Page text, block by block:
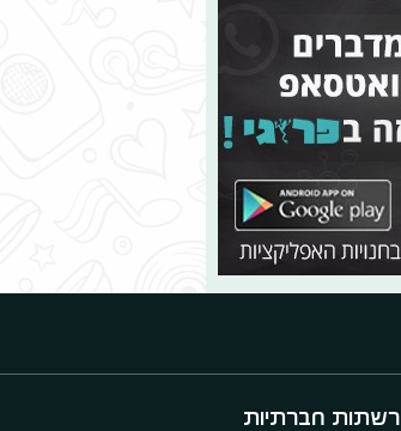
רשתות חברתיות